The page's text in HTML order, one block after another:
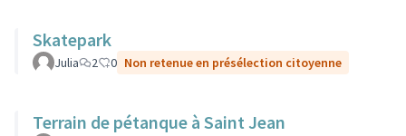
Skatepark
Julia 2 0 Non retenue en présélection citoyenne
Terrain de pétanque à Saint Jean